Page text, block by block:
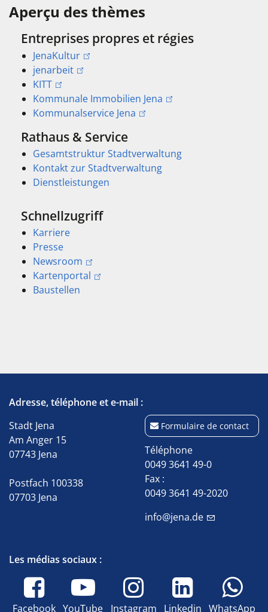
Aperçu des thèmes
Entreprises propres et régies
JenaKultur
jenarbeit
KITT
Kommunale Immobilien Jena
Kommunalservice Jena
Rathaus & Service
Gesamtstruktur Stadtverwaltung
Kontakt zur Stadtverwaltung
Dienstleistungen
Schnellzugriff
Karriere
Presse
Newsroom
Kartenportal
Baustellen
Adresse, téléphone et e-mail :
Stadt Jena
Am Anger 15
07743 Jena
Postfach 100338
07703 Jena
Formulaire de contact
Téléphone
0049 3641 49-0
Fax :
0049 3641 49-2020
info@jena.de
Les médias sociaux :
Facebook YouTube Instagram Linkedin WhatsApp